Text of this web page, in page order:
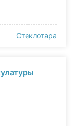
Стеклотара